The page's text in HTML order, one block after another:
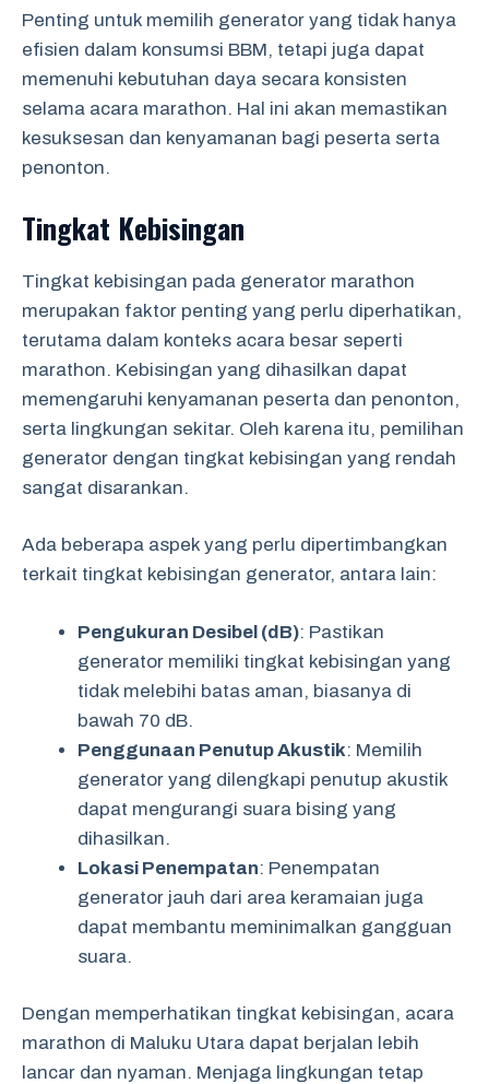
Penting untuk memilih generator yang tidak hanya
efisien dalam konsumsi BBM, tetapi juga dapat
memenuhi kebutuhan daya secara konsisten
selama acara marathon. Hal ini akan memastikan
kesuksesan dan kenyamanan bagi peserta serta
penonton.
Tingkat Kebisingan
Tingkat kebisingan pada generator marathon
merupakan faktor penting yang perlu diperhatikan,
terutama dalam konteks acara besar seperti
marathon. Kebisingan yang dihasilkan dapat
memengaruhi kenyamanan peserta dan penonton,
serta lingkungan sekitar. Oleh karena itu, pemilihan
generator dengan tingkat kebisingan yang rendah
sangat disarankan.
Ada beberapa aspek yang perlu dipertimbangkan
terkait tingkat kebisingan generator, antara lain:
Pengukuran Desibel (dB): Pastikan
generator memiliki tingkat kebisingan yang
tidak melebihi batas aman, biasanya di
bawah 70 dB.
Penggunaan Penutup Akustik: Memilih
generator yang dilengkapi penutup akustik
dapat mengurangi suara bising yang
dihasilkan.
Lokasi Penempatan: Penempatan
generator jauh dari area keramaian juga
dapat membantu meminimalkan gangguan
suara.
Dengan memperhatikan tingkat kebisingan, acara
marathon di Maluku Utara dapat berjalan lebih
lancar dan nyaman. Menjaga lingkungan tetap